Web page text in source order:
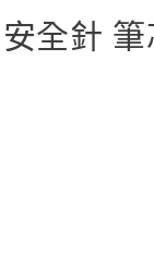
全針